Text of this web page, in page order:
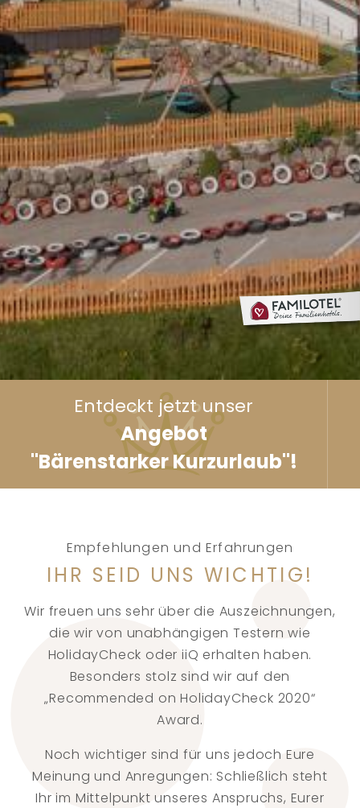
Entdeckt jetzt unser
Angebot
"Bärenstarker Kurzurlaub"!
Empfehlungen und Erfahrungen
IHR SEID UNS WICHTIG!
Wir freuen uns sehr über die Auszeichnungen,
die wir von unabhängigen Testern wie
HolidayCheck oder iiQ erhalten haben.
Besonders stolz sind wir auf den
„Recommended on HolidayCheck 2020“
Award.
Noch wichtiger sind für uns jedoch Eure
Meinung und Anregungen: Schließlich steht
Ihr im Mittelpunkt unseres Anspruchs, Eurer